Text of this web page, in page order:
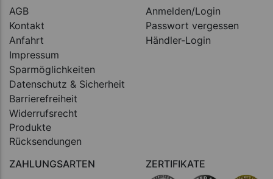
AGB
Kontakt
Anfahrt
Impressum
Sparmöglichkeiten
Datenschutz & Sicherheit
Barrierefreiheit
Widerrufsrecht
Produkte
Rücksendungen
Anmelden/Login
Passwort vergessen
Händler-Login
ZAHLUNGSARTEN ZERTIFIKATE